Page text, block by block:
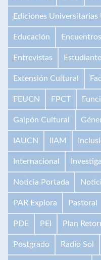
Ediciones Universitarias
Educación
Entrevistas
Extensión Cultural
FEUCN FPCT
Galpón Cultural
IAUCN IIAM
Internacional
Noticia Portada
PAR Explora Pastoral
PDE PEI Plan
Postgrado Radio Sol